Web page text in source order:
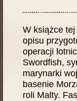
W książce
opisu
operacji
Swordfish,
marynarki
basenie
roli Malty.